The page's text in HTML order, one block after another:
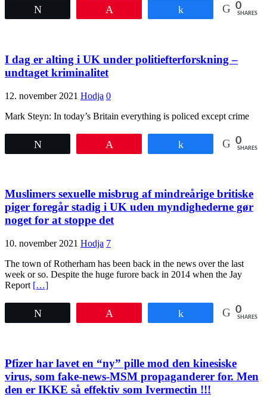
0
SHARES
I dag er alting i UK under politiefterforskning –
undtaget kriminalitet
12. november 2021 Hodja 0
Mark Steyn: In today’s Britain everything is policed except crime
0
SHARES
Muslimers sexuelle misbrug af mindreårige britiske
piger foregår stadig i UK uden myndighederne gør
noget for at stoppe det
10. november 2021 Hodja 7
The town of Rotherham has been back in the news over the last
week or so. Despite the huge furore back in 2014 when the Jay
Report […]
0
SHARES
Pfizer har lavet en “ny” pille mod den kinesiske
virus, som fake-news-MSM propaganderer for. Men
den er IKKE så effektiv som Ivermectin !!!